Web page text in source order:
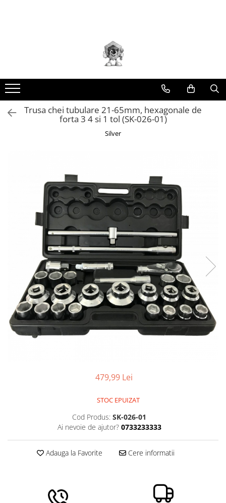
taiere/slefuire/polizare/curatare
Amestecatoare
Aparat frezat / taiat
Aparat gaurit si insurubat
Aparat masina cusut
Aparat spalat cu presiune
Aparate de ascutit
Aparate de masurat
Aparate de rindeluit
Aparate de slefuit
Aparate de tuns
Aparate de vopsit
Aparate pe acumulator / baterie
Aspiratoare
Baterii incarcatoare
Generatoare de ozon
Nivela Laser
Trusa chei tubulare 21-65mm, hexagonale de
forta 3 4 si 1 tol (SK-026-01)
Silver
479,99 Lei
STOC EPUIZAT
Cod Produs: SK-026-01
Ai nevoie de ajutor? 0733233333
Adauga la Favorite Cere informatii